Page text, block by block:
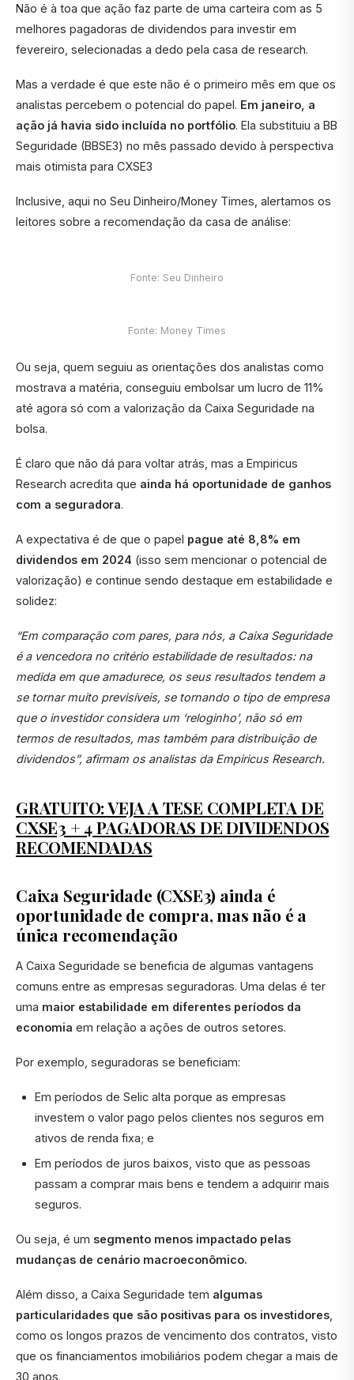
Não é à toa que ação faz parte de uma carteira com as 5
melhores pagadoras de dividendos para investir em
fevereiro, selecionadas a dedo pela casa de research.
Mas a verdade é que este não é o primeiro mês em que os
analistas percebem o potencial do papel. Em janeiro, a
ação já havia sido incluída no portfólio. Ela substituiu a BB
Seguridade (BBSE3) no mês passado devido à perspectiva
mais otimista para CXSE3
Inclusive, aqui no Seu Dinheiro/Money Times, alertamos os
leitores sobre a recomendação da casa de análise:
Fonte: Seu Dinheiro
Fonte: Money Times
Ou seja, quem seguiu as orientações dos analistas como
mostrava a matéria, conseguiu embolsar um lucro de 11%
até agora só com a valorização da Caixa Seguridade na
bolsa.
É claro que não dá para voltar atrás, mas a Empiricus
Research acredita que ainda há oportunidade de ganhos
com a seguradora.
A expectativa é de que o papel pague até 8,8% em
dividendos em 2024 (isso sem mencionar o potencial de
valorização) e continue sendo destaque em estabilidade e
solidez:
“Em comparação com pares, para nós, a Caixa Seguridade
é a vencedora no critério estabilidade de resultados: na
medida em que amadurece, os seus resultados tendem a
se tornar muito previsíveis, se tornando o tipo de empresa
que o investidor considera um ‘reloginho’, não só em
termos de resultados, mas também para distribuição de
dividendos”, afirmam os analistas da Empiricus Research.
GRATUITO: VEJA A TESE COMPLETA DE
CXSE3 + 4 PAGADORAS DE DIVIDENDOS
RECOMENDADAS
Caixa Seguridade (CXSE3) ainda é
oportunidade de compra, mas não é a
única recomendação
A Caixa Seguridade se beneficia de algumas vantagens
comuns entre as empresas seguradoras. Uma delas é ter
uma maior estabilidade em diferentes períodos da
economia em relação a ações de outros setores.
Por exemplo, seguradoras se beneficiam:
Em períodos de Selic alta porque as empresas
investem o valor pago pelos clientes nos seguros em
ativos de renda fixa; e
Em períodos de juros baixos, visto que as pessoas
passam a comprar mais bens e tendem a adquirir mais
seguros.
Ou seja, é um segmento menos impactado pelas
mudanças de cenário macroeconômico.
Além disso, a Caixa Seguridade tem algumas
particularidades que são positivas para os investidores
como os longos prazos de vencimento dos contratos, visto
que os financiamentos imobiliários podem chegar a mais de
30 anos.